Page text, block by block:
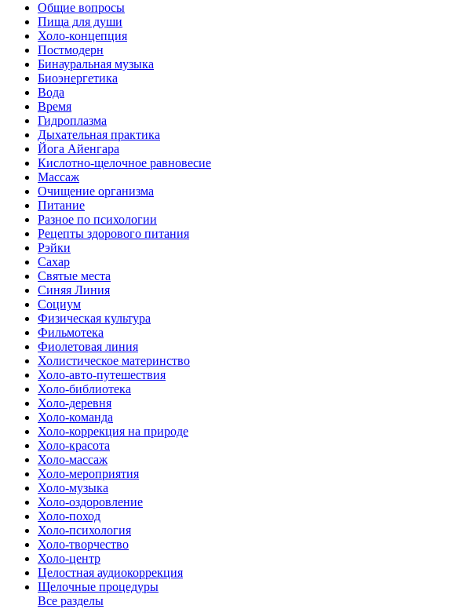
Общие вопросы
Пища для души
Холо-концепция
Постмодерн
Бинауральная музыка
Биоэнергетика
Вода
Время
Гидроплазма
Дыхательная практика
Йога Айенгара
Кислотно-щелочное равновесие
Массаж
Очищение организма
Питание
Разное по психологии
Рецепты здорового питания
Рэйки
Сахар
Святые места
Синяя Линия
Социум
Физическая культура
Фильмотека
Фиолетовая линия
Холистическое материнство
Холо-авто-путешествия
Холо-библиотека
Холо-деревня
Холо-команда
Холо-коррекция на природе
Холо-красота
Холо-массаж
Холо-мероприятия
Холо-музыка
Холо-оздоровление
Холо-поход
Холо-психология
Холо-творчество
Холо-центр
Целостная аудиокоррекция
Щелочные процедуры
Все разделы